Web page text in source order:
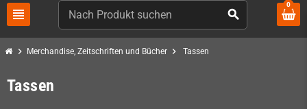
view_headline search
0
chevron_right Merchandise, Zeitschriften und Bücher chevron_right Tassen
Tassen